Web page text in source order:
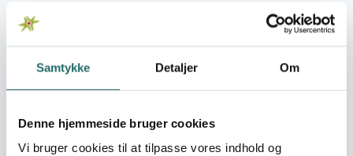
Samtykke Detaljer Om
Denne hjemmeside bruger cookies
Vi bruger cookies til at tilpasse vores indhold og
World Service of
Mercy DRC
Coin Mongaka
info@worldsomdrcl.org